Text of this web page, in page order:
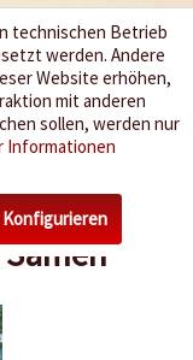
technischen Betrieb
werden. Andere
Website erhöhen,
mit anderen
sollen, werden nur
Informationen
Konfigurieren